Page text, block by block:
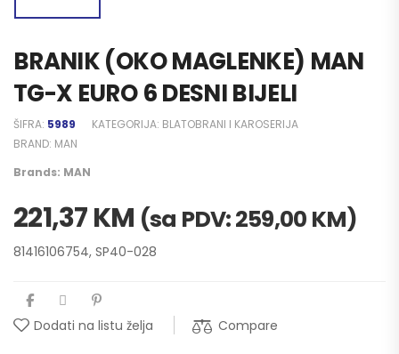
BRANIK (OKO MAGLENKE) MAN
TG-X EURO 6 DESNI BIJELI
ŠIFRA: 5989 KATEGORIJA: BLATOBRANI I KAROSERIJA
BRAND: MAN
Brands: MAN
221,37KM (sa PDV:259,00 KM)
81416106754, SP40-028
Dodati na listu želja Compare